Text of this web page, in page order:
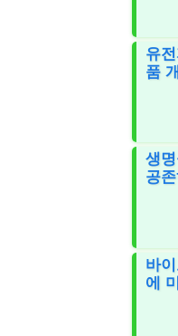
유
품
생
공
바
에